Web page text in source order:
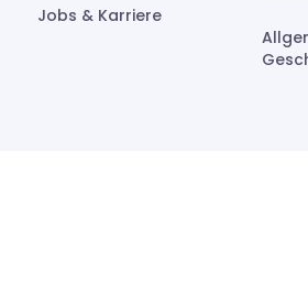
Jobs & Karriere